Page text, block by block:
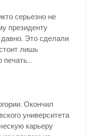
серьезно не
президенту
Это сделали
лишь
печать…
Окончил
университета
карьеру